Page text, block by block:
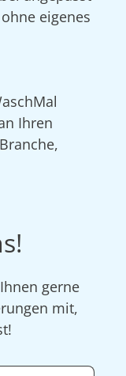
eigenes
Ihren
gerne
mit,